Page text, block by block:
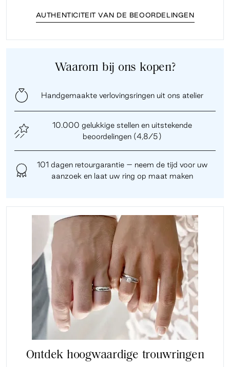
AUTHENTICITEIT VAN DE BEOORDELINGEN
Waarom bij ons kopen?
Handgemaakte verlovingsringen uit ons atelier
10.000 gelukkige stellen en uitstekende
beoordelingen (4,8/5)
101 dagen retourgarantie – neem de tijd voor uw
aanzoek en laat uw ring op maat maken
Ontdek hoogwaardige trouwringen